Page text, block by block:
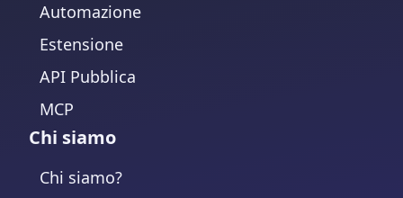
Automazione
Estensione
API Pubblica
MCP
Chi siamo
Chi siamo?